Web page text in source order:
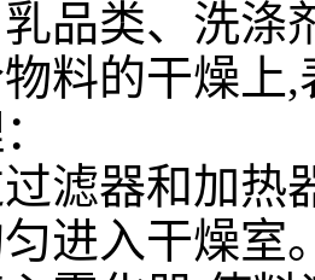
品类、洗涤
料的干燥上
滤器和加热
进入干燥室